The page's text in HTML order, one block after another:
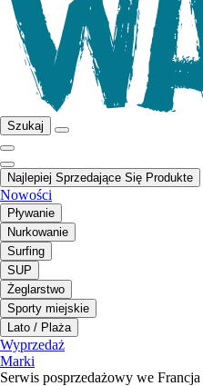
Szukaj
Najlepiej Sprzedające Się Produkte
Nowości
Pływanie
Nurkowanie
Surfing
SUP
Żeglarstwo
Sporty miejskie
Lato / Plaża
Wyprzedaż
Marki
Serwis posprzedażowy we Francja